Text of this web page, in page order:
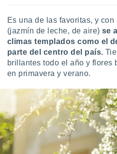
Es una de las favoritas, y
(jazmín de leche, de aire) se
climas templados como el
parte del centro del país.
brillantes todo el año y flores
en primavera y verano.